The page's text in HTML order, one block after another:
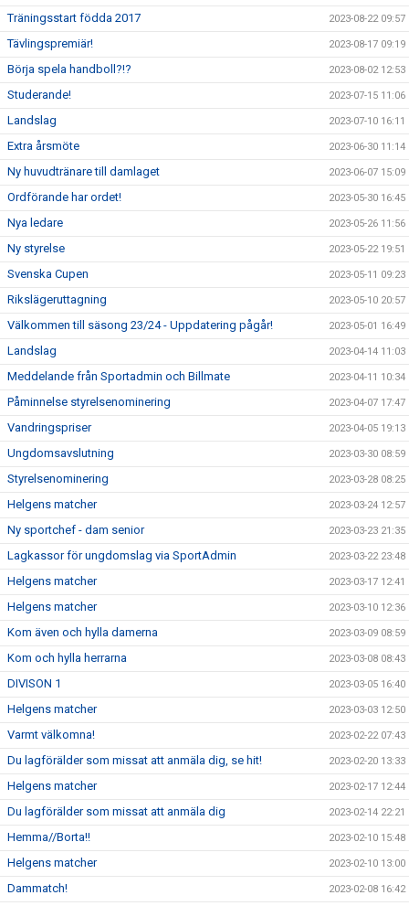
Träningsstart födda 2017 2023-08-22 09:57
Tävlingspremiär! 2023-08-17 09:19
Börja spela handboll?!? 2023-08-02 12:53
Studerande! 2023-07-15 11:06
Landslag 2023-07-10 16:11
Extra årsmöte 2023-06-30 11:14
Ny huvudtränare till damlaget 2023-06-07 15:09
Ordförande har ordet! 2023-05-30 16:45
Nya ledare 2023-05-26 11:56
Ny styrelse 2023-05-22 19:51
Svenska Cupen 2023-05-11 09:23
Rikslägeruttagning 2023-05-10 20:57
Välkommen till säsong 23/24 - Uppdatering pågår! 2023-05-01 16:49
Landslag 2023-04-14 11:03
Meddelande från Sportadmin och Billmate 2023-04-11 10:34
Påminnelse styrelsenominering 2023-04-07 17:47
Vandringspriser 2023-04-05 19:13
Ungdomsavslutning 2023-03-30 08:59
Styrelsenominering 2023-03-28 08:25
Helgens matcher 2023-03-24 12:57
Ny sportchef - dam senior 2023-03-23 21:35
Lagkassor för ungdomslag via SportAdmin 2023-03-22 23:48
Helgens matcher 2023-03-17 12:41
Helgens matcher 2023-03-10 12:36
Kom även och hylla damerna 2023-03-09 08:59
Kom och hylla herrarna 2023-03-08 08:43
DIVISON 1 2023-03-05 16:40
Helgens matcher 2023-03-03 12:50
Varmt välkomna! 2023-02-22 07:43
Du lagförälder som missat att anmäla dig, se hit! 2023-02-20 13:33
Helgens matcher 2023-02-17 12:44
Du lagförälder som missat att anmäla dig 2023-02-14 22:21
Hemma//Borta!! 2023-02-10 15:48
Helgens matcher 2023-02-10 13:00
Dammatch! 2023-02-08 16:42